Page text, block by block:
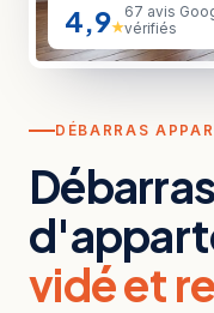
DÉBARRAS
Débarras
vidé et
4,9★
67 avis
vérifiés